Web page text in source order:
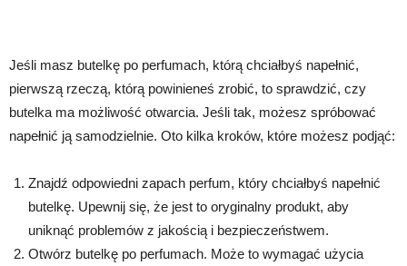
Jeśli masz butelkę po perfumach, którą chciałbyś napełnić,
pierwszą rzeczą, którą powinieneś zrobić, to sprawdzić, czy
butelka ma możliwość otwarcia. Jeśli tak, możesz spróbować
napełnić ją samodzielnie. Oto kilka kroków, które możesz podjąć:
Znajdź odpowiedni zapach perfum, który chciałbyś napełnić
butelkę. Upewnij się, że jest to oryginalny produkt, aby
uniknąć problemów z jakością i bezpieczeństwem.
Otwórz butelkę po perfumach. Może to wymagać użycia